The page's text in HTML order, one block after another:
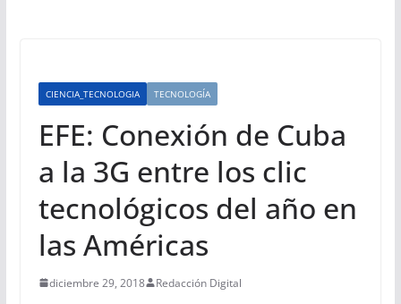
CIENCIA_TECNOLOGIA TECNOLOGÍA
EFE: Conexión de Cuba
a la 3G entre los clic
tecnológicos del año en
las Américas
diciembre 29, 2018 Redacción Digital